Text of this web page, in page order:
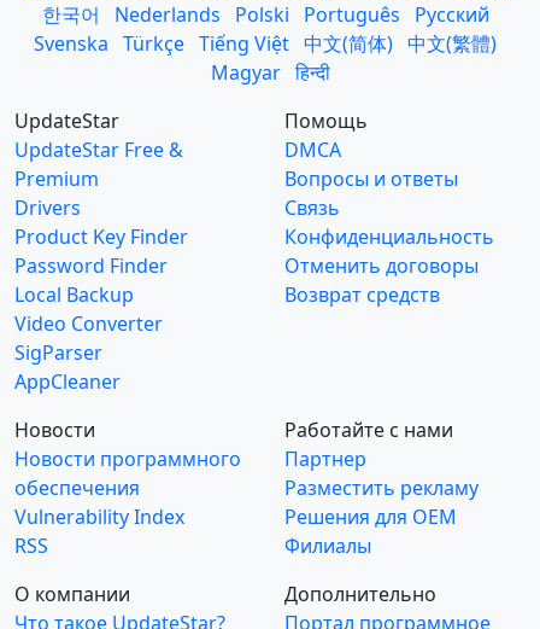
한국어
Nederlands Polski Português
Русский
Svenska Türkçe Tiếng Việt 中文(简体) 中文(繁體)
Magyar हिन्दी
UpdateStar
UpdateStar Free &
Premium
Drivers
Product Key Finder
Password Finder
Local Backup
Video Converter
SigParser
AppCleaner
Помощь
DMCA
Вопросы и ответы
Связь
Конфиденциальность
Отменить договоры
Возврат средств
Новости
Новости программного
обеспечения
Vulnerability Index
RSS
Работайте с нами
Партнер
Разместить рекламу
Решения для OEM
Филиалы
О компании
Что такое UpdateStar?
Дополнительно
Портал программное